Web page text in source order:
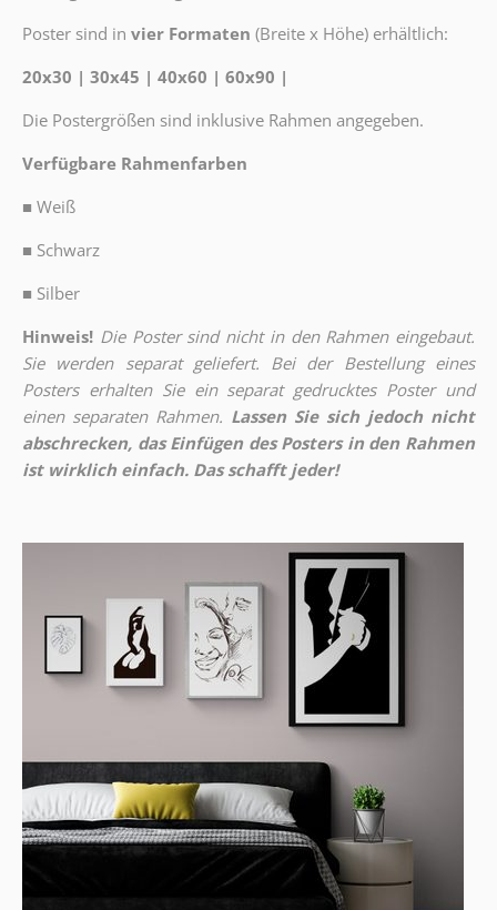
Poster sind in vier Formaten (Breite x Höhe) erhältlich:
20x30 | 30x45 | 40x60 | 60x90 |
Die Postergrößen sind inklusive Rahmen angegeben.
Verfügbare Rahmenfarben
■ Weiß
■ Schwarz
■ Silber
Hinweis! Die Poster sind nicht in den Rahmen eingebaut.
Sie werden separat geliefert. Bei der Bestellung eines
Posters erhalten Sie ein separat gedrucktes Poster und
einen separaten Rahmen. Lassen Sie sich jedoch nicht
abschrecken, das Einfügen des Posters in den Rahmen
ist wirklich einfach. Das schafft jeder!